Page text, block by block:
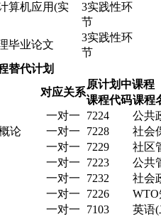
算机应用(实
3实践性环
节
毕业论文
3实践性环
节
替代计划
对应关系
原计划中课程
课程代码课程
一对一 7224
公共
论 一对一 7228
社会
一对一 7229
社区
一对一 7223
公共
一对一 7232
社会
一对一 7226
一对一 7103
英语(